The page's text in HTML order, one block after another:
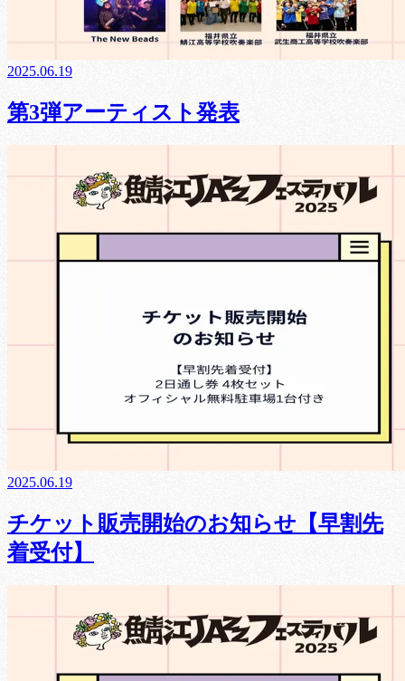
2025.06.19
第3弾アーティスト発表
2025.06.19
チケット販売開始のお知らせ【早割先
着受付】